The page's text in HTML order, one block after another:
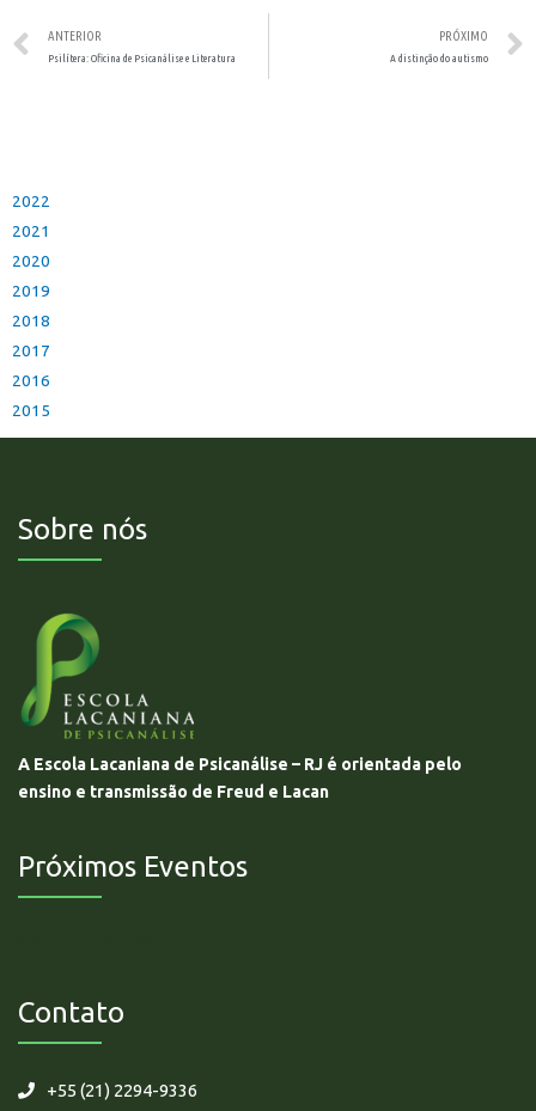
ANTERIOR
Psilítera: Oficina de Psicanálise e Literatura
PRÓXIMO
A distinção do autismo
2022
2021
2020
2019
2018
2017
2016
2015
Sobre nós
A Escola Lacaniana de Psicanálise – RJ é orientada pelo
ensino e transmissão de Freud e Lacan
Próximos Eventos
Contato
+55 (21) 2294-9336